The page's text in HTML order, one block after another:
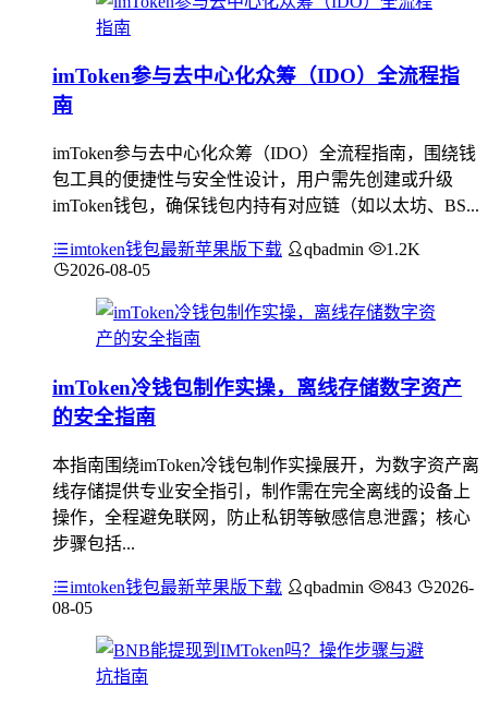
imToken参与去中心化众筹（IDO）全流程指
南
imToken参与去中心化众筹（IDO）全流程指南，围绕钱
包工具的便捷性与安全性设计，用户需先创建或升级
imToken钱包，确保钱包内持有对应链（如以太坊、BS...
imtoken钱包最新苹果版下载 qbadmin
1.2K
2026-08-05
imToken冷钱包制作实操，离线存储数字资产
的安全指南
本指南围绕imToken冷钱包制作实操展开，为数字资产离
线存储提供专业安全指引，制作需在完全离线的设备上
操作，全程避免联网，防止私钥等敏感信息泄露；核心
步骤包括...
imtoken钱包最新苹果版下载 qbadmin 843
2026-
08-05